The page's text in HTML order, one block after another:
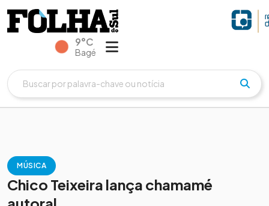
9°C
Bagé
MÚSICA
Chico Teixeira lança chamamé